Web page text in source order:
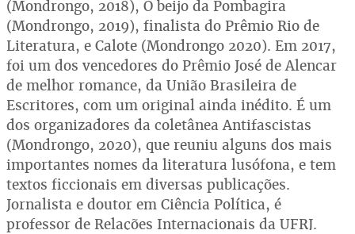
(Mondrongo, 2018), O beijo da Pombagira
(Mondrongo, 2019), finalista do Prêmio Rio de
Literatura, e Calote (Mondrongo 2020). Em 2017,
foi um dos vencedores do Prêmio José de Alencar
de melhor romance, da União Brasileira de
Escritores, com um original ainda inédito. É um
dos organizadores da coletânea Antifascistas
(Mondrongo, 2020), que reuniu alguns dos mais
importantes nomes da literatura lusófona, e tem
textos ficcionais em diversas publicações.
Jornalista e doutor em Ciência Política, é
professor de Relações Internacionais da UFRJ.